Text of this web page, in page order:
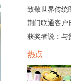
致敬世界传统
荆门联通客户
获奖者说：与
热点